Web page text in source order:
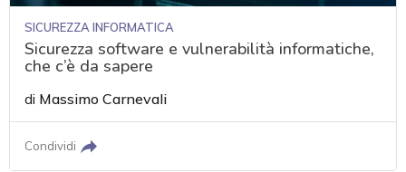
SICUREZZA INFORMATICA
Sicurezza software e vulnerabilità informatiche,
che c’è da sapere
di Massimo Carnevali
Condividi